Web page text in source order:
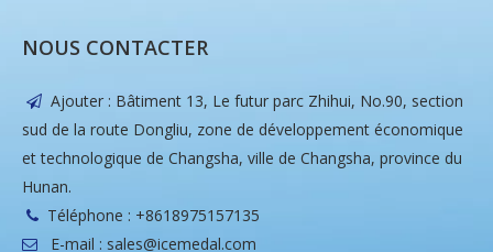
NOUS CONTACTER
 Ajouter : Bâtiment 13, Le futur parc Zhihui, No.90, section
sud de la route Dongliu, zone de développement économique
et technologique de Changsha, ville de Changsha, province du
Hunan.
 Téléphone : +8618975157135
 E-mail : sales@icemedal.com